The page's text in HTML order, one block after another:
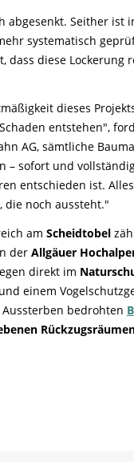
Seither ist
systematisch
dass diese Lockerung
dieses
entstehen",
AG, sämtliche
– sofort und
entschieden ist.
die noch aussteht."
am Scheidtobel
der Allgäuer
direkt im
einem
bedrohten